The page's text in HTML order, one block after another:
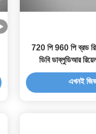
720 পি 960 পি ব্রড
ডিবি ডাব্লুডিআর
এখনই